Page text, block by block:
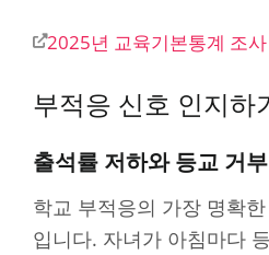
2025년 교육기본통계 조
부적응 신호 인지하
출석률 저하와 등교 거부
학교 부적응의 가장 명확
입니다. 자녀가 아침마다